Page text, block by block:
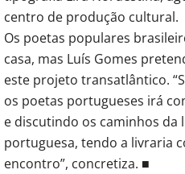
centro de produção cultural.
Os poetas populares
casa, mas Luís Gomes
este projeto transatlântico.
os poetas portugueses irá
e discutindo os caminhos
portuguesa, tendo a livraria
encontro”, concretiza. ■